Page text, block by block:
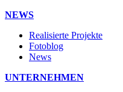
NEWS
Realisierte Projekte
Fotoblog
News
UNTERNEHMEN